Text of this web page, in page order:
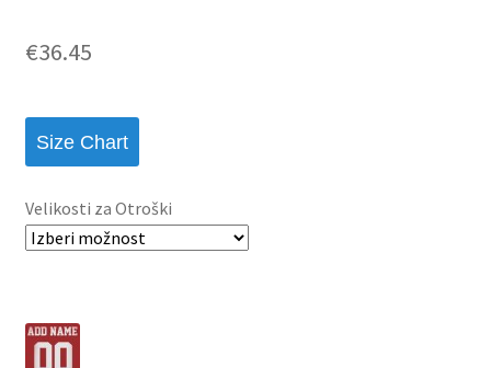
€36.45
Size Chart
Velikosti za Otroški